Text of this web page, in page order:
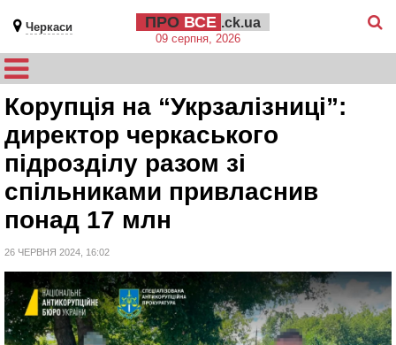
Черкаси ПРО ВСЕ .ck.ua
09 серпня, 2026
Корупція на “Укрзалізниці”:
директор черкаського
підрозділу разом зі
спільниками привласнив
понад 17 млн
26 ЧЕРВНЯ 2024, 16:02